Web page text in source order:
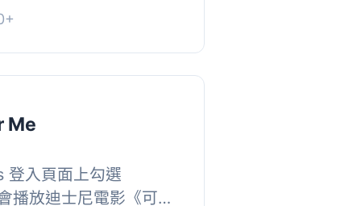
更方便地...
Me
登入頁面上勾選
播放迪士尼電影《可可